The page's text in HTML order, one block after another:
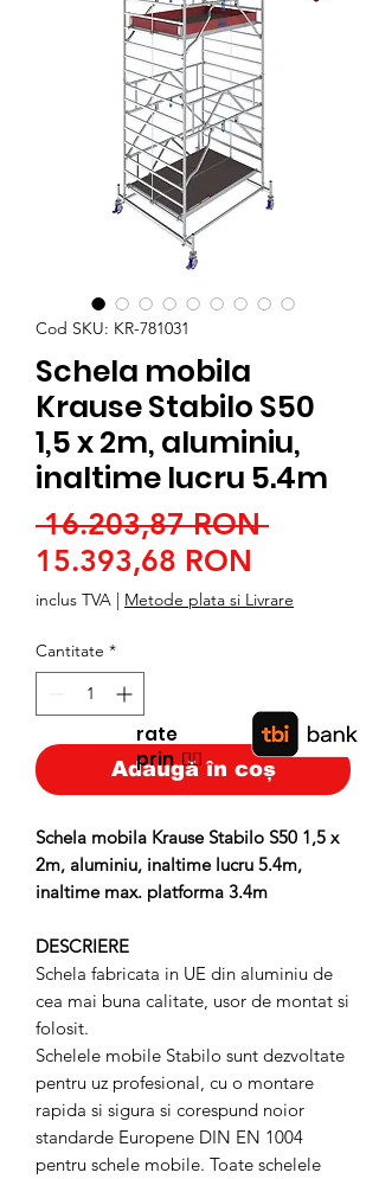
Cod SKU: KR-781031
Schela mobila
Krause Stabilo S50
1,5 x 2m, aluminiu,
inaltime lucru 5.4m
16.203,87 RON Preț
15.393,68 RON
redus
inclus TVA | Metode plata si Livrare
Cantitate *
Adaugă în coș
Schela mobila Krause Stabilo S50 1,5 x
2m, aluminiu, inaltime lucru 5.4m,
inaltime max. platforma 3.4m
DESCRIERE
Schela fabricata in UE din aluminiu de
cea mai buna calitate, usor de montat si
folosit.
Schelele mobile Stabilo sunt dezvoltate
pentru uz profesional, cu o montare
rapida si sigura si corespund noior
standarde Europene DIN EN 1004
pentru schele mobile. Toate schelele
rate
prin👉🏿